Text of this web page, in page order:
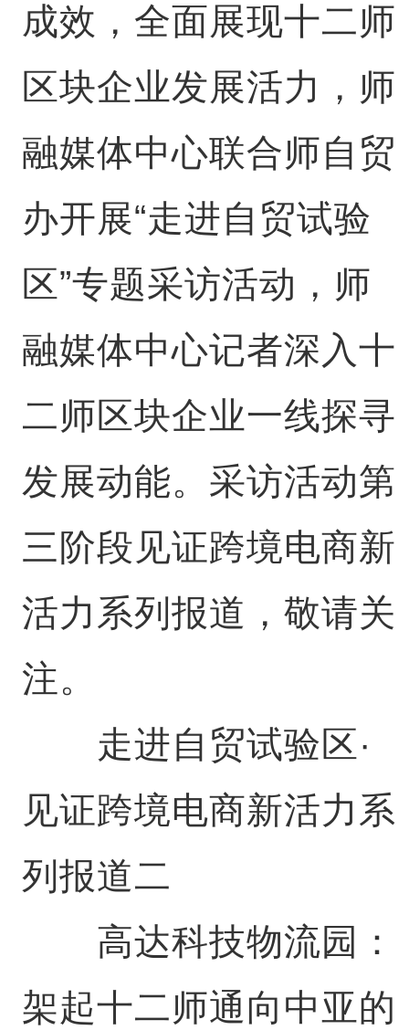
成效，全面展现十二师
区块企业发展活力，师
融媒体中心联合师自贸
办开展“走进自贸试验
区”专题采访活动，师
融媒体中心记者深入十
二师区块企业一线探寻
发展动能。采访活动第
三阶段见证跨境电商新
活力系列报道，敬请关
注。
走进自贸试验区·
见证跨境电商新活力系
列报道二
高达科技物流园：
架起十二师通向中亚的